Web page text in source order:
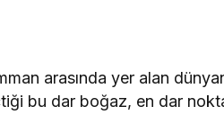
arasında yer alan
bu dar boğaz, en dar